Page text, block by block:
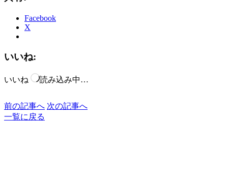
Facebook
X
いいね:
いいね 読み込み中…
前の記事へ 次の記事へ
一覧に戻る